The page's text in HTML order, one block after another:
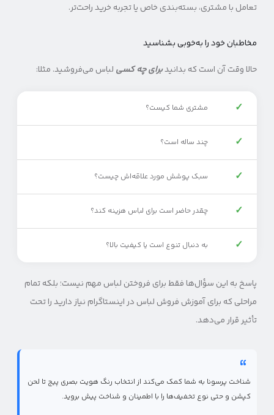
تعامل با مشتری، بسته‌بندی خاص یا تجربه خرید راحت‌تر.
مخاطبان خود را به‌خوبی بشناسید
حالا وقت آن است که بدانیدبرای چه کسیلباس می‌فروشید. مثلا:
✓ مشتری شما کیست؟
✓ چند ساله است؟
✓ سبک پوشش مورد علاقه‌اش چیست؟
✓ چقدر حاضر است برای لباس هزینه کند؟
✓ به دنبال تنوع است یا کیفیت بالا؟
پاسخ به این سؤال‌ها فقط برای فروختن لباس مهم نیست؛ بلکه تمام
مراحلی که برای آموزش فروش لباس در اینستاگرام نیاز دارید را تحت
تأثیر قرار می‌دهد.
شناخت پرسونا به شما کمک می‌کند از انتخاب رنگ هویت بصری پیج تا لحن
کپشن و حتی نوع تخفیف‌ها را با اطمینان و شناخت پیش بروید.